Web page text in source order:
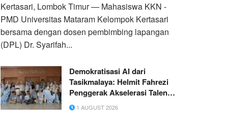
Kertasari, Lombok Timur — Mahasiswa KKN -
PMD Universitas Mataram Kelompok Kertasari
bersama dengan dosen pembimbing lapangan
(DPL) Dr. Syarifah...
Demokratisasi AI dari
Tasikmalaya: Helmit Fahrezi
Penggerak Akselerasi Talenta
Digital Muda dan Pemimpin
Adopsi Google AI Nasional
1 AUGUST 2026